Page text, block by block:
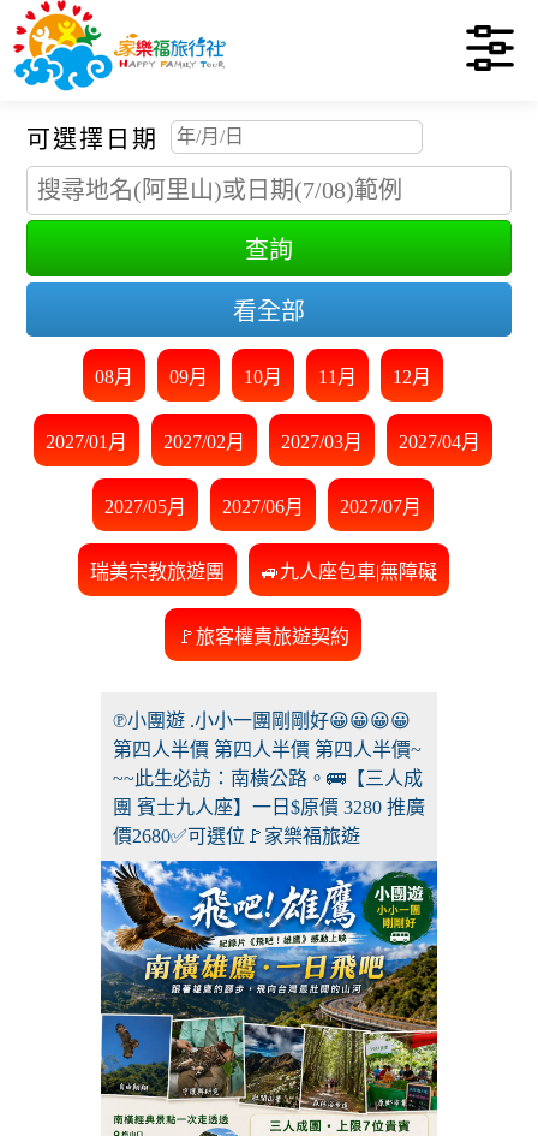
可選擇日期
查詢
看全部
08月 09月 10月 11月 12月
2027/01月 2027/02月 2027/03月 2027/04月
2027/05月 2027/06月 2027/07月
瑞美宗教旅遊團 🚙九人座包車|無障礙
🚩旅客權責旅遊契約
℗小團遊 .小小一團剛剛好😀😀😀😀
第四人半價 第四人半價 第四人半價~
~~此生必訪：南橫公路。🚌【三人成
團 賓士九人座】一日$原價 3280 推廣
價2680✅可選位🚩家樂福旅遊